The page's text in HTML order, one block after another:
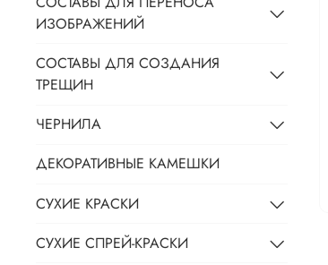
ИЗОБРАЖЕНИЙ
СОСТАВЫ ДЛЯ СОЗДАНИЯ
ТРЕЩИН
ЧЕРНИЛА
ДЕКОРАТИВНЫЕ КАМЕШКИ
СУХИЕ КРАСКИ
СУХИЕ СПРЕЙ-КРАСКИ